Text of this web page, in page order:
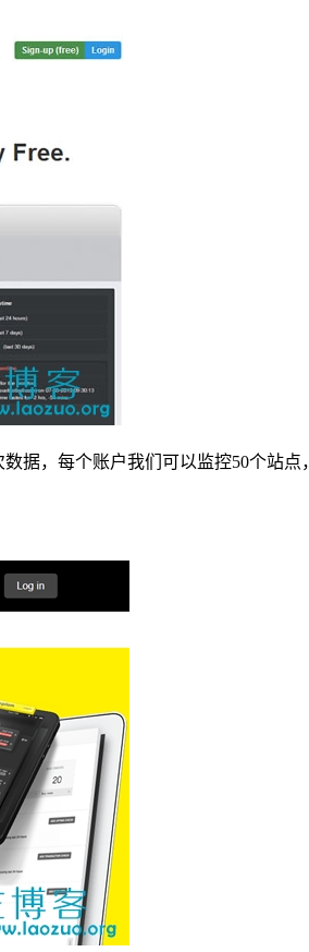
数据，每个账户我们可以监控50个